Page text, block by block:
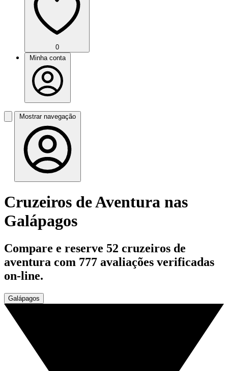
0
Minha conta
Mostrar navegação
Cruzeiros de Aventura nas
Galápagos
Compare e reserve 52 cruzeiros de
aventura com 777 avaliações verificadas
on-line.
Galápagos